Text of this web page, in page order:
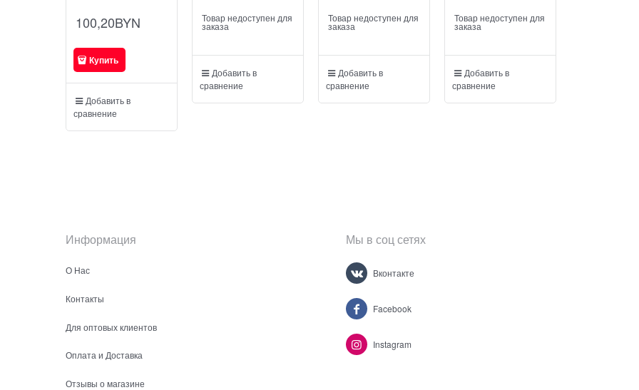
белый свет) (5001435)
100,20BYN
Купить
Добавить в
сравнение
(4897062850027)
Товар недоступен для
заказа
Добавить в
сравнение
Товар недоступен для
заказа
Добавить в
сравнение
(4897062850997)
Товар недоступен для
заказа
Добавить в
сравнение
Информация
О Нас
Контакты
Для оптовых клиентов
Оплата и Доставка
Отзывы о магазине
Мы в соц сетях
Вконтакте
Facebook
Instagram